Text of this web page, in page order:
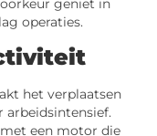
geniet in
operaties.
het verplaatsen
arbeidsintensief.
een motor die